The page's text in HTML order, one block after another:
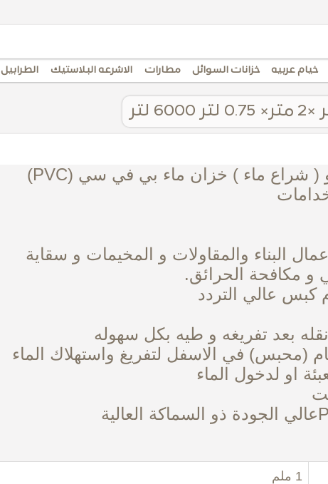
خيام عربيه خزانات السوائل مطارات الاشرعه البلاستيك الطرابيل
( شراع ماء ) خزان ماء بي في سي (PVC
)
البناء والمقاولات و المخيمات و سقاية
و مكافحة الحرائق.
كبس عالي التردد
بعد تفريغه و طيه بكل سهوله
(محبس) في الاسفل لتفريغ واستهلاك الماء
او لدخول الماء
عالي الجودة ذو السماكة العالية
1 ملم